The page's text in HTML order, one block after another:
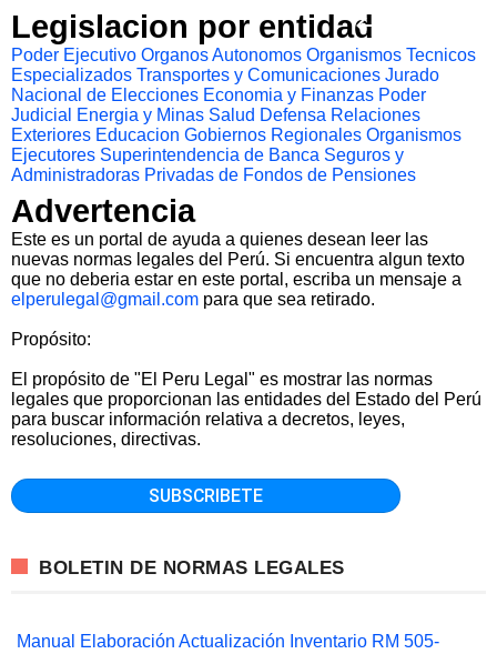
Legislacion por entidad
Poder Ejecutivo Organos Autonomos Organismos Tecnicos
Especializados Transportes y Comunicaciones Jurado
Nacional de Elecciones Economia y Finanzas Poder
Judicial
Energia y Minas Salud Defensa Relaciones
Exteriores Educacion Gobiernos Regionales Organismos
Ejecutores Superintendencia de Banca Seguros y
Administradoras Privadas de Fondos de Pensiones
Advertencia
Este es un portal de ayuda a quienes desean leer las
nuevas normas legales del Perú. Si encuentra algun texto
que no deberia estar en este portal, escriba un mensaje a
elperulegal@gmail.com para que sea retirado.
Propósito:
El propósito de "El Peru Legal" es mostrar las normas
legales que proporcionan las entidades del Estado del Perú
para buscar información relativa a decretos, leyes,
resoluciones, directivas.
BOLETIN DE NORMAS LEGALES
Manual Elaboración Actualización Inventario RM 505-